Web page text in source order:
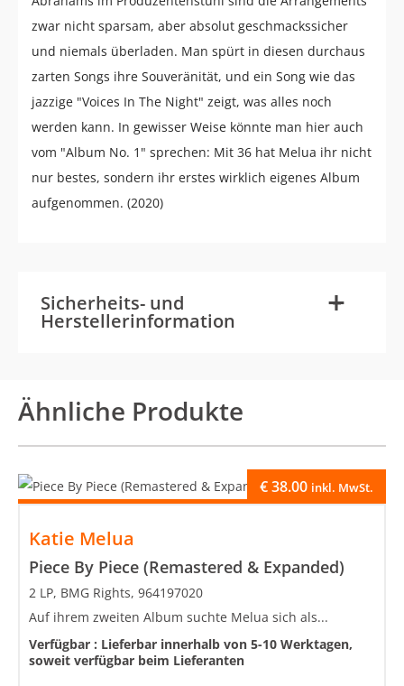
zwar nicht sparsam, aber absolut geschmackssicher
und niemals überladen. Man spürt in diesen durchaus
zarten Songs ihre Souveränität, und ein Song wie das
jazzige "Voices In The Night" zeigt, was alles noch
werden kann. In gewisser Weise könnte man hier auch
vom "Album No. 1" sprechen: Mit 36 hat Melua ihr nicht
nur bestes, sondern ihr erstes wirklich eigenes Album
aufgenommen. (2020)
Sicherheits- und
Herstellerinformation +
-
Ähnliche Produkte
Katie Melua
Piece By Piece (Remastered & Expanded)
€38.00 inkl. MwSt.
2 LP, BMG Rights, 964197020
Auf ihrem zweiten Album suchte Melua sich als...
Verfügbar : Lieferbar innerhalb von 5-10 Werktagen,
soweit verfügbar beim Lieferanten